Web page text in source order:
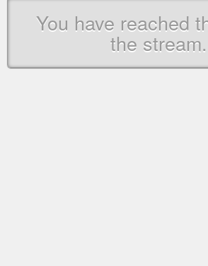
You have reached
the stream.